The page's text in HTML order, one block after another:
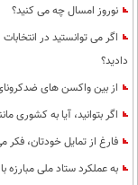
نوروز امسال چه می کنید؟
اگر می توانستید در
دادید؟
از بین واکسن های
اگر بتوانید، آیا به کشوری
فارغ از تمایل خودتان، فکر
به عملکرد ستاد ملی مبارزه